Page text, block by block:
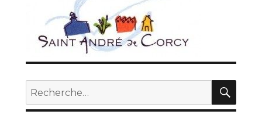
Recherche
pour :